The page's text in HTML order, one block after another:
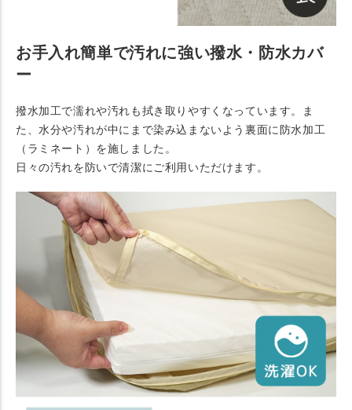
お手入れ簡単で汚れに強い撥水・防水カバ
ー
撥水加工で濡れや汚れも拭き取りやすくなっています。ま
た、水分や汚れが中にまで染み込まないよう裏面に防水加工
（ラミネート）を施しました。
日々の汚れを防いで清潔にご利用いただけます。